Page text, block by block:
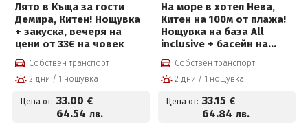
Лято в Къща за гости
Демира, Китен! Нощувка
+ закуска, вечеря на
цени от 33€ на човек
Собствен транспорт
2 дни / 1 нощувка
Цена от: 33.00 €
64.54 лв.
На море в хотел Нева,
Китен на 100м от плажа!
Нощувка на база All
inclusive + басейн на
цени от 33,15 евро на
човекСобствен транспорт
2 дни / 1 нощувка
Цена от: 33.15 €
64.84 лв.